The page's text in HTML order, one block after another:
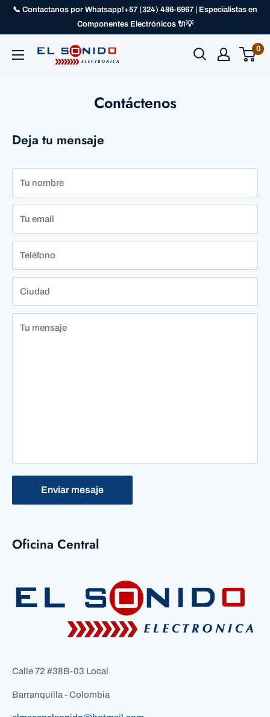
📞 Contactanos por Whatsapp!+57 (324) 486-6967 | Especialistas en
Componentes Electrónicos 🔌💡
0
Contáctenos
Deja tu mensaje
Tu nombre
Tu email
Teléfono
Ciudad
Tu mensaje
Enviar mesaje
Oficina Central
Calle 72 #38B-03 Local
Barranquilla - Colombia